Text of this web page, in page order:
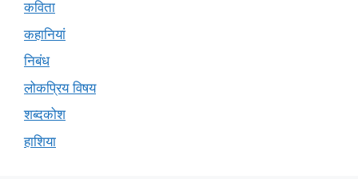
कविता
कहानियां
निबंध
लोकप्रिय विषय
शब्दकोश
हाशिया